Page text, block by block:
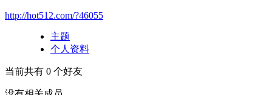
http://hot512.com/?46055
主题
个人资料
当前共有 0 个好友